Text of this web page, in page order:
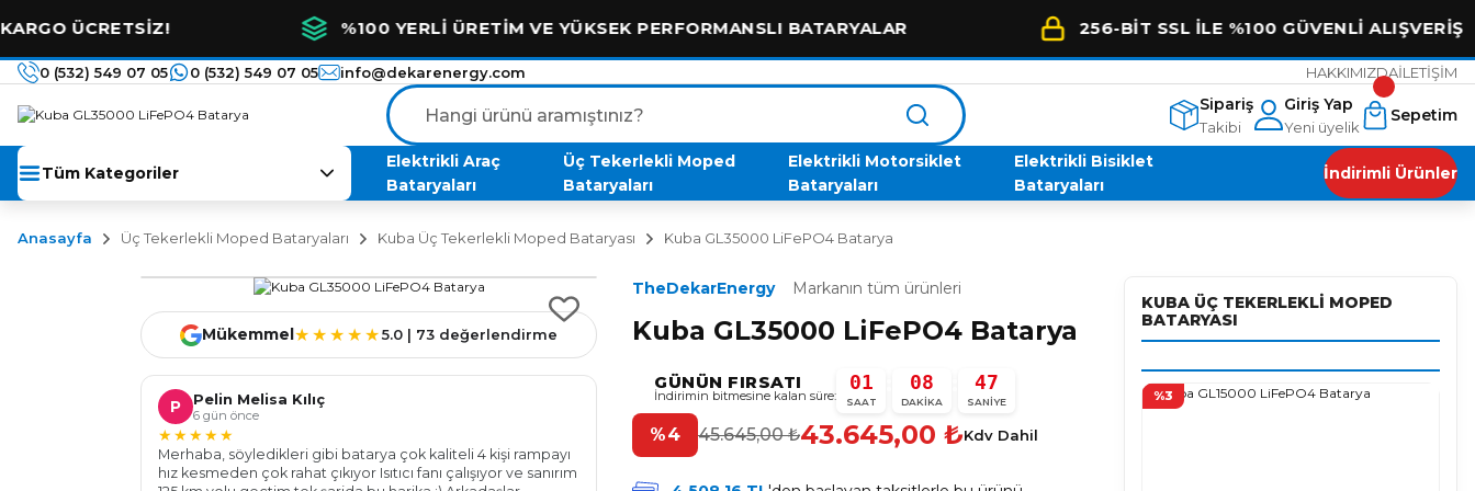
%100 YERLİ ÜRETİM VE YÜKSEK PERFORMANSLI BATARYALAR 256-BİT SSL İLE %100 GÜVENLİ ALIŞVERİŞ
0 (532) 549 07 05 0 (532) 549 07 05 info@dekarenergy.com HAKKIMIZDAİLETİŞİM
Sipariş
Takibi
Giriş Yap
Yeni üyelik
Sepetim
Tüm Kategoriler
Elektrikli Araç
Bataryaları
Üç Tekerlekli Moped
Bataryaları
Elektrikli Motorsiklet
Bataryaları
Elektrikli Bisiklet
Bataryaları
İndirimli Ürünler
Anasayfa Üç Tekerlekli Moped Bataryaları Kuba Üç Tekerlekli Moped Bataryası Kuba GL35000 LiFePO4 Batarya
Mükemmel★★★★★5.0 | 73 değerlendirme
P Pelin Melisa Kılıç
6 gün önce
★★★★★
Merhaba, söyledikleri gibi batarya çok kaliteli 4 kişi rampayı
hız kesmeden çok rahat çıkıyor Isıtıcı fanı çalışıyor ve sanırım
Erdal Aydemir
bir ay önce
★★★★★
Ustam sizden aldığımız akü için çok teşekkür ederim
Enes Malik AYYILDIZ
TheDekarEnergy Markanın tüm ürünleri
Kuba GL35000 LiFePO4 Batarya
GÜNÜN FIRSATI
İndirimin bitmesine kalan süre:
01
SAAT
08
DAKIKA
46
SANIYE
%4 45.645,00₺43.645,00 ₺Kdv Dahil
KUBA ÜÇ TEKERLEKLI MOPED
BATARYASI
%3